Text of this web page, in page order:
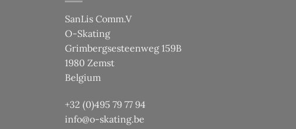
SanLis Comm.V
O-Skating
Grimbergsesteenweg 159B
1980 Zemst
Belgium
+32 (0)495 79 77 94
info@o-skating.be